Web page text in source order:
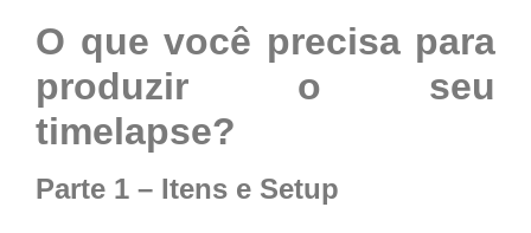
O que você precisa para
produzir o seu
timelapse?
Parte 1 – Itens e Setup